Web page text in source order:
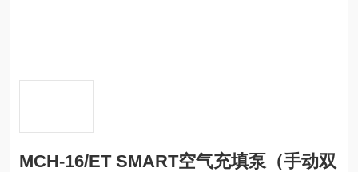
MCH-16/ET SMART空气充填泵（手动双